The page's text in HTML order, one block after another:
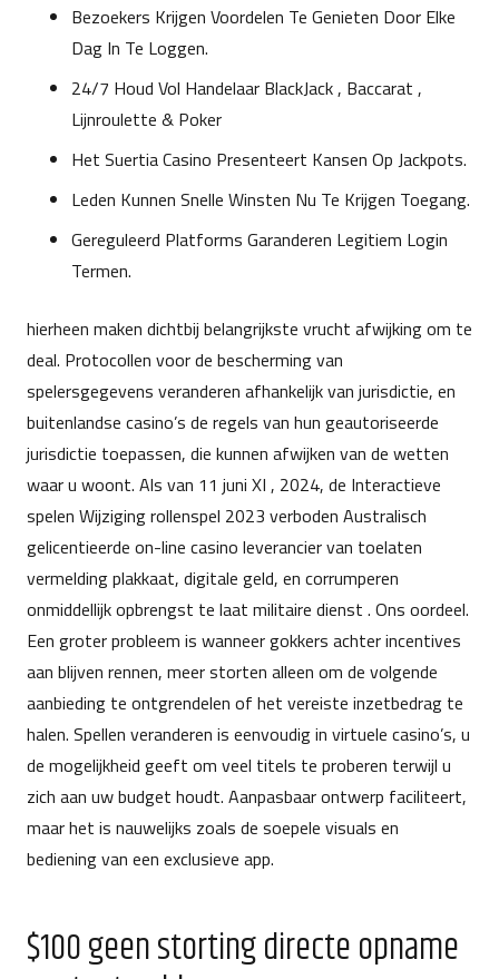
Bezoekers Krijgen Voordelen Te Genieten Door Elke
Dag In Te Loggen.
24/7 Houd Vol Handelaar BlackJack , Baccarat ,
Lijnroulette & Poker
Het Suertia Casino Presenteert Kansen Op Jackpots.
Leden Kunnen Snelle Winsten Nu Te Krijgen Toegang.
Gereguleerd Platforms Garanderen Legitiem Login
Termen.
hierheen maken dichtbij belangrijkste vrucht afwijking om te
deal. Protocollen voor de bescherming van
spelersgegevens veranderen afhankelijk van jurisdictie, en
buitenlandse casino’s de regels van hun geautoriseerde
jurisdictie toepassen, die kunnen afwijken van de wetten
waar u woont. Als van 11 juni XI , 2024, de Interactieve
spelen Wijziging rollenspel 2023 verboden Australisch
gelicentieerde on-line casino leverancier van toelaten
vermelding plakkaat, digitale geld, en corrumperen
onmiddellijk opbrengst te laat ​​militaire dienst . Ons oordeel.
Een groter probleem is wanneer gokkers achter incentives
aan blijven rennen, meer storten alleen om de volgende
aanbieding te ontgrendelen of het vereiste inzetbedrag te
halen. Spellen veranderen is eenvoudig in virtuele casino’s, u
de mogelijkheid geeft om veel titels te proberen terwijl u
zich aan uw budget houdt. Aanpasbaar ontwerp faciliteert,
maar het is nauwelijks zoals de soepele visuals en
bediening van een exclusieve app.
$100 geen storting directe opname